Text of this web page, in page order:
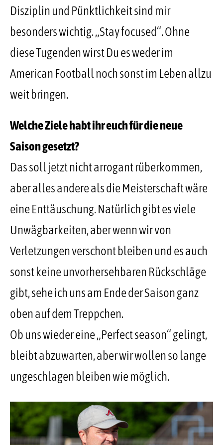
Disziplin und Pünktlichkeit sind mir
besonders wichtig. „Stay focused“. Ohne
diese Tugenden wirst Du es weder im
American Football noch sonst im Leben allzu
weit bringen.
Welche Ziele habt ihr euch für die neue
Saison gesetzt?
Das soll jetzt nicht arrogant rüberkommen,
aber alles andere als die Meisterschaft wäre
eine Enttäuschung. Natürlich gibt es viele
Unwägbarkeiten, aber wenn wir von
Verletzungen verschont bleiben und es auch
sonst keine unvorhersehbaren Rückschläge
gibt, sehe ich uns am Ende der Saison ganz
oben auf dem Treppchen.
Ob uns wieder eine „Perfect season“ gelingt,
bleibt abzuwarten, aber wir wollen so lange
ungeschlagen bleiben wie möglich.